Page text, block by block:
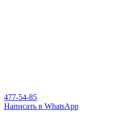
477-54-85
Написать в WhatsApp